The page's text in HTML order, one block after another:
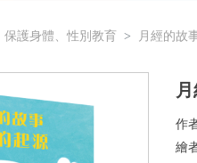
保護身體、性別教育 月經的故
作
繪